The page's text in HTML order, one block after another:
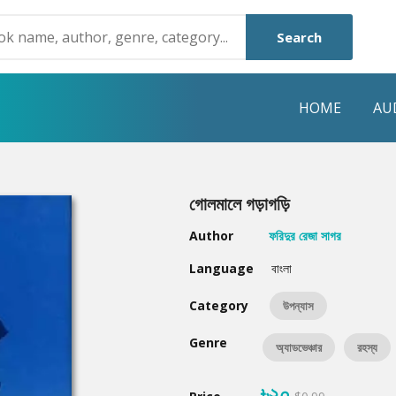
Search
HOME
Humayun Ahmed
Mouri Morium
Hot & New
গোলমালে গড়াগড়ি
Author
ফরিদুর রেজা সাগর
Language
বাংলা
Category উপন্যাস
Genre অ্যাডভেঞ্চার রহস্য